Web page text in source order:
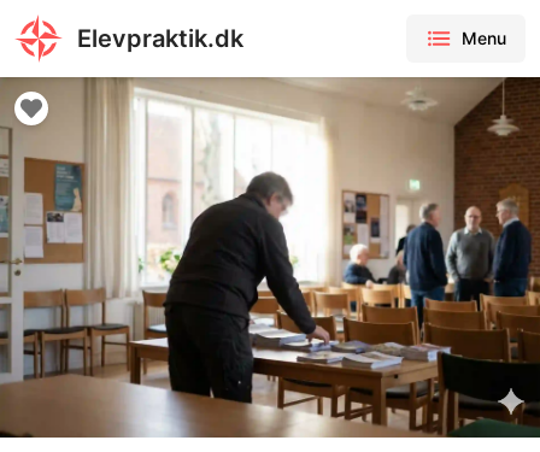
Elevpraktik.dk Menu